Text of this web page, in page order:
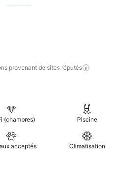
provenant de sites réputés
(chambres) Piscine
acceptés Climatisation